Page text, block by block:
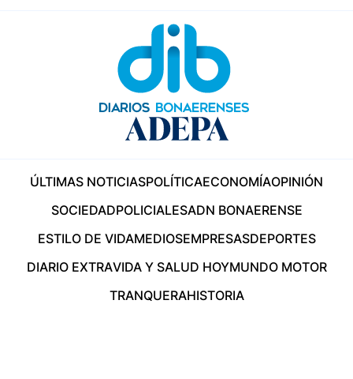
ÚLTIMAS NOTICIASPOLÍTICAECONOMÍAOPINIÓN
SOCIEDADPOLICIALESADN BONAERENSE
ESTILO DE VIDAMEDIOSEMPRESASDEPORTES
DIARIO EXTRAVIDA Y SALUD HOYMUNDO MOTOR
TRANQUERAHISTORIA